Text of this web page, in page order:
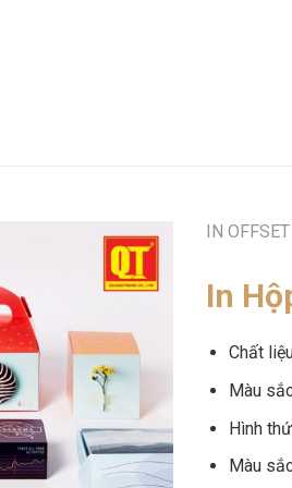
IN OFFSET
In
Chất
Màu
Hình
Màu